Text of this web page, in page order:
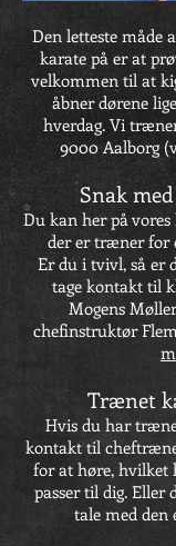
Den letteste måde
karate på er at
velkommen til at
åbner dørene
hverdag. Vi
9000 Aalborg
Snak
Du kan her på
der er træner for
Er du i tvivl, så er
tage kontakt til
Mogens
chefinstruktør
Trænet
Hvis du har
kontakt til
for at høre, hvilket
passer til dig. Eller
tale med den